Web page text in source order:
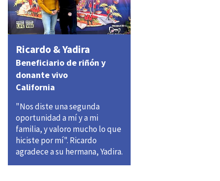
Ricardo & Yadira
Beneficiario de riñón y
donante vivo
California
"Nos diste una segunda
oportunidad a mí y a mi
familia, y valoro mucho lo que
hiciste por mí". Ricardo
agradece a su hermana, Yadira.